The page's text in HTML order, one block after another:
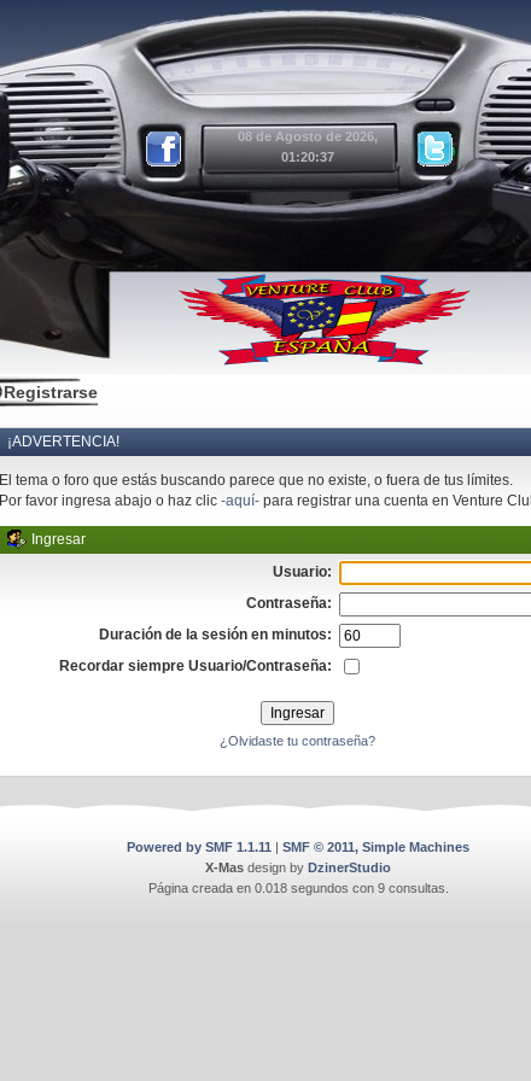
08 de Agosto de 2026,
01:20:37
Registrarse
¡ADVERTENCIA!
El tema o foro que estás buscando parece que no existe, o fuera de tus límites.
Por favor ingresa abajo o haz clic-aquí- para registrar una cuenta en Venture
Ingresar
Usuario:
Contraseña:
Duración de la sesión en minutos:
Recordar siempre Usuario/Contraseña:
¿Olvidaste tu contraseña?
Powered by SMF 1.1.11 | SMF © 2011, Simple Machines
X-Mas design by DzinerStudio
Página creada en 0.018 segundos con 9 consultas.